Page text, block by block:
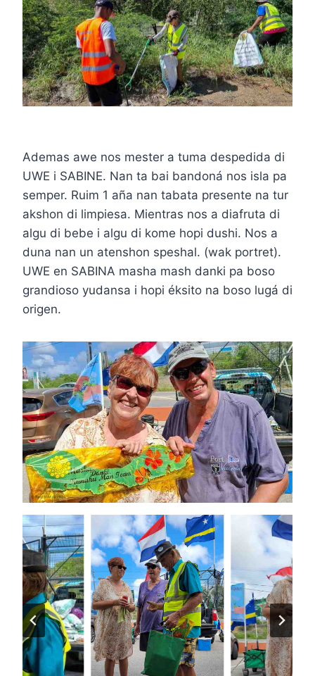
Ademas awe nos mester a tuma despedida di
UWE i SABINE. Nan ta bai bandoná nos isla pa
semper. Ruim 1 aña nan tabata presente na tur
akshon di limpiesa. Mientras nos a diafruta di
algu di bebe i algu di kome hopi dushi. Nos a
duna nan un atenshon speshal. (wak portret).
UWE en SABINA masha mash danki pa boso
grandioso yudansa i hopi éksito na boso lugá di
origen.